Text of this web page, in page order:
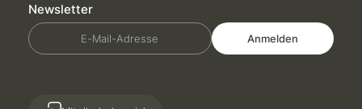
Newsletter
E-Mail-Adresse Anmelden